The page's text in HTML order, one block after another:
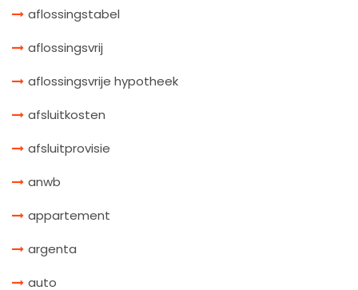
aflossingstabel
aflossingsvrij
aflossingsvrije hypotheek
afsluitkosten
afsluitprovisie
anwb
appartement
argenta
auto